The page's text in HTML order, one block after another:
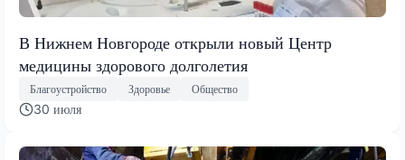
В Нижнем Новгороде открыли новый Центр
медицины здорового долголетия
Благоустройство Здоровье Общество
30 июля